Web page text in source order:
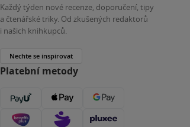
Každý týden nové recenze, doporučení, tipy
a čtenářské triky. Od zkušených redaktorů
i našich knihkupců.
Nechte se inspirovat
Platební metody